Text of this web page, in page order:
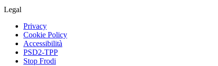
Legal
Privacy
Cookie Policy
Accessibilità
PSD2-TPP
Stop Frodi